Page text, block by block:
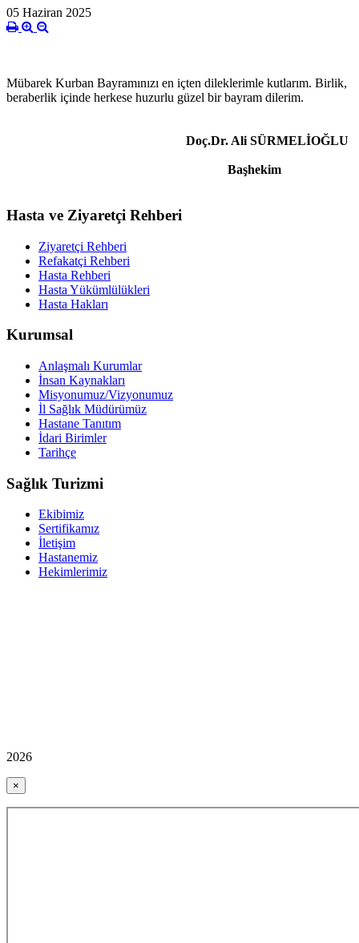
05 Haziran 2025
Mübarek Kurban Bayramınızı en içten dileklerimle kutlarım. Birlik,
beraberlik içinde herkese huzurlu güzel bir bayram dilerim.
Doç.Dr. Ali SÜRMELİOĞLU
Başhekim
Hasta ve Ziyaretçi Rehberi
Ziyaretçi Rehberi
Refakatçi Rehberi
Hasta Rehberi
Hasta Yükümlülükleri
Hasta Hakları
Kurumsal
Anlaşmalı Kurumlar
İnsan Kaynakları
Misyonumuz/Vizyonumuz
İl Sağlık Müdürümüz
Hastane Tanıtım
İdari Birimler
Tarihçe
Sağlık Turizmi
Ekibimiz
Sertifikamız
İletişim
Hastanemiz
Hekimlerimiz
2026
×